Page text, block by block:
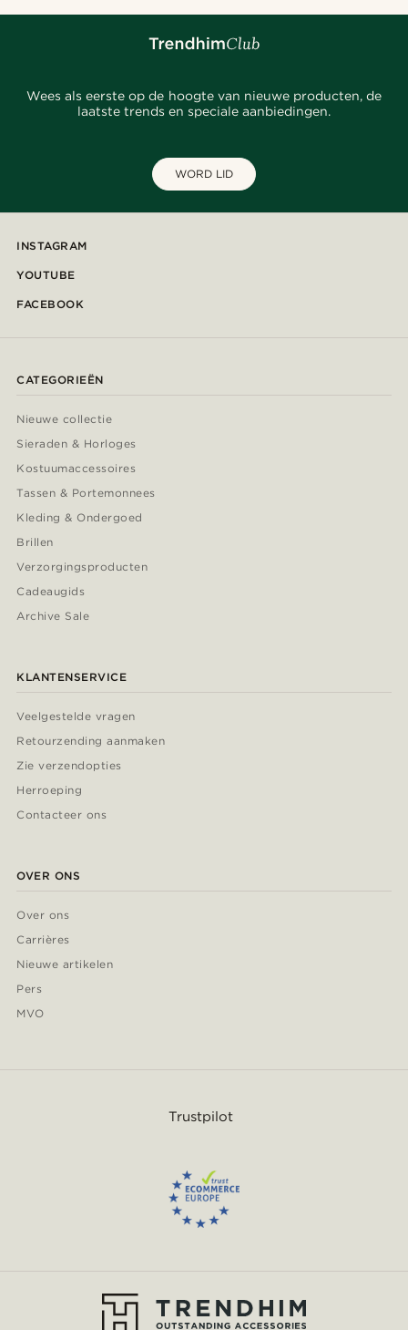
Wees als eerste op de hoogte van nieuwe producten, de
laatste trends en speciale aanbiedingen.
WORD LID
INSTAGRAM
YOUTUBE
FACEBOOK
CATEGORIEËN
Nieuwe collectie
Sieraden & Horloges
Kostuumaccessoires
Tassen & Portemonnees
Kleding & Ondergoed
Brillen
Verzorgingsproducten
Cadeaugids
Archive Sale
KLANTENSERVICE
Veelgestelde vragen
Retourzending aanmaken
Zie verzendopties
Herroeping
Contacteer ons
OVER ONS
Over ons
Carrières
Nieuwe artikelen
Pers
MVO
Trustpilot